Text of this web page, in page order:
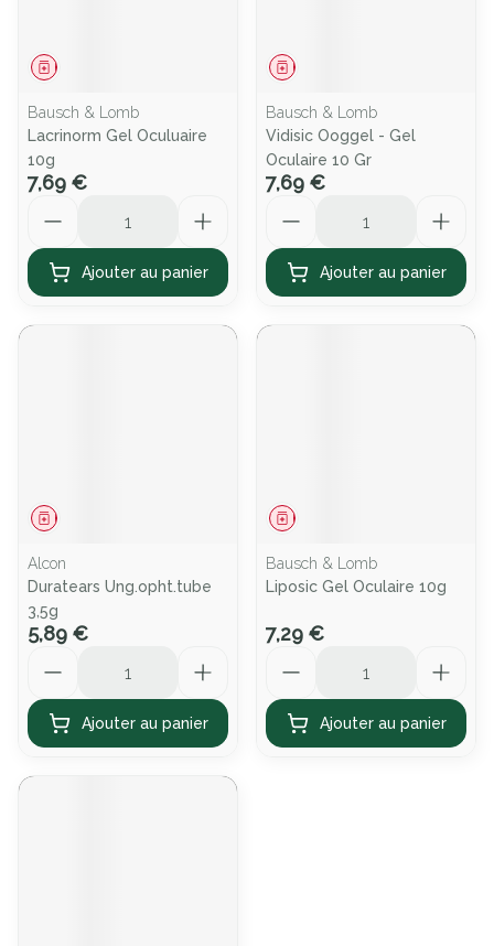
Médicament
Bausch & Lomb
Lacrinorm Gel Oculuaire
10g
7,69 €
Ajouter au panier
Médicament
Bausch & Lomb
Vidisic Ooggel - Gel
Oculaire 10 Gr
7,69 €
Ajouter au panier
Médicament
Alcon
Duratears Ung.opht.tube
3,5g
5,89 €
Ajouter au panier
Médicament
Bausch & Lomb
Liposic Gel Oculaire 10g
7,29 €
Ajouter au panier